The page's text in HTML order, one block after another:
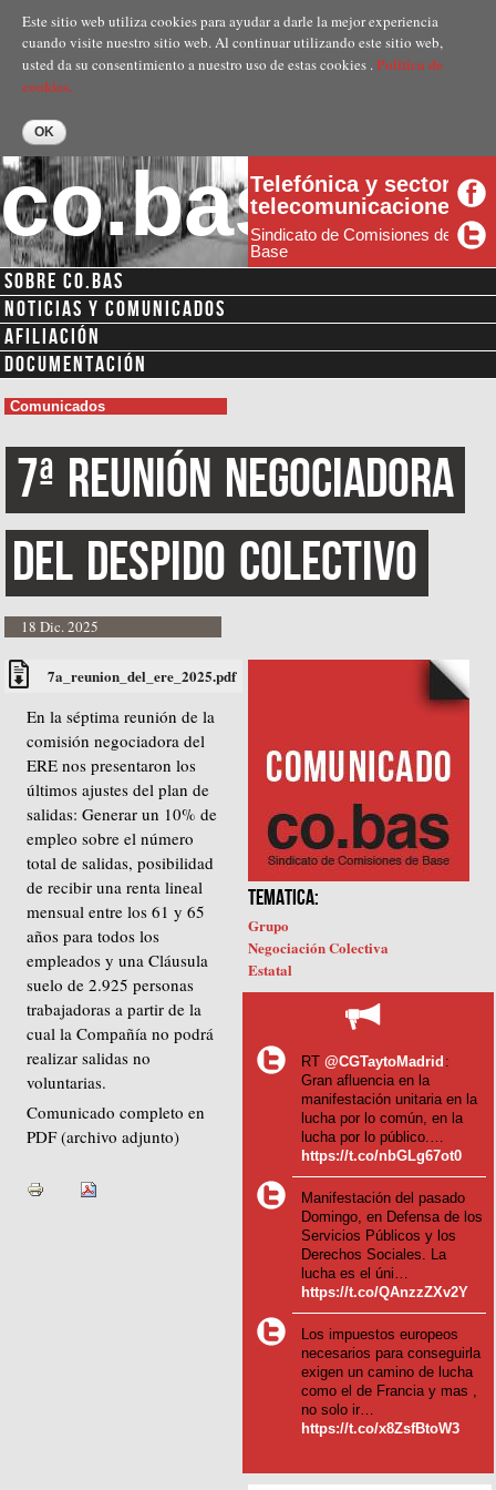
contenido
principal
Este sitio web utiliza cookies para ayudar a darle la mejor experiencia
cuando visite nuestro sitio web. Al continuar utilizando este sitio web,
usted da su consentimiento a nuestro uso de estas cookies .Politica de
cookies.
co.basTelefónica y sector
telecomunicaciones
Sindicato de Comisiones de
Base
SOBRE CO.BAS
NOTICIAS Y COMUNICADOS
AFILIACIÓN
DOCUMENTACIÓN
Comunicados
7ª Reunión Negociadora
del Despido Colectivo
18 Dic. 2025
7a_reunion_del_ere_2025.pdf
En la séptima reunión de la
comisión negociadora del
ERE nos presentaron los
últimos ajustes del plan de
salidas: Generar un 10% de
empleo sobre el número
total de salidas, posibilidad
de recibir una renta lineal
mensual entre los 61 y 65
años para todos los
empleados y una Cláusula
suelo de 2.925 personas
trabajadoras a partir de la
cual la Compañía no podrá
realizar salidas no
voluntarias.
Comunicado completo en
PDF (archivo adjunto)
TEMATICA:
Grupo
Negociación Colectiva
Estatal
RT @CGTaytoMadrid :
Gran afluencia en la
manifestación unitaria en la
lucha por lo común, en la
lucha por lo público.…
https://t.co/nbGLg67ot0
Manifestación del pasado
Domingo, en Defensa de los
Servicios Públicos y los
Derechos Sociales. La
lucha es el úni…
https://t.co/QAnzzZXv2Y
Los impuestos europeos
necesarios para conseguirla
exigen un camino de lucha
como el de Francia y mas ,
no solo ir…
https://t.co/x8ZsfBtoW3